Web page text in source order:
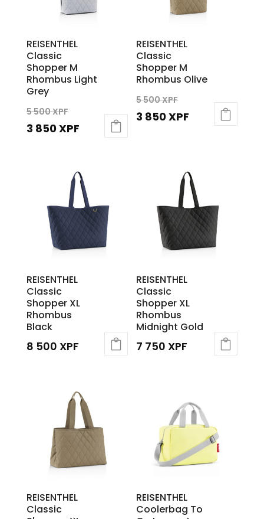
REISENTHEL
Classic
Shopper M
Rhombus Light
Grey
5 500XPF
prix
5
500 XPF.
3 850XPFLe
est :
3
850 XPF.
REISENTHEL
Classic
Shopper M
Rhombus Olive
5 500XPF
prix
5
500 XPF.
3 850XPF
est :
3
850 XPF.
REISENTHEL
Classic
Shopper XL
Rhombus
Black
8 500 XPF
REISENTHEL
Classic
Shopper XL
Rhombus
Midnight Gold
7 750 XPF
REISENTHEL
Classic
REISENTHEL
Coolerbag To